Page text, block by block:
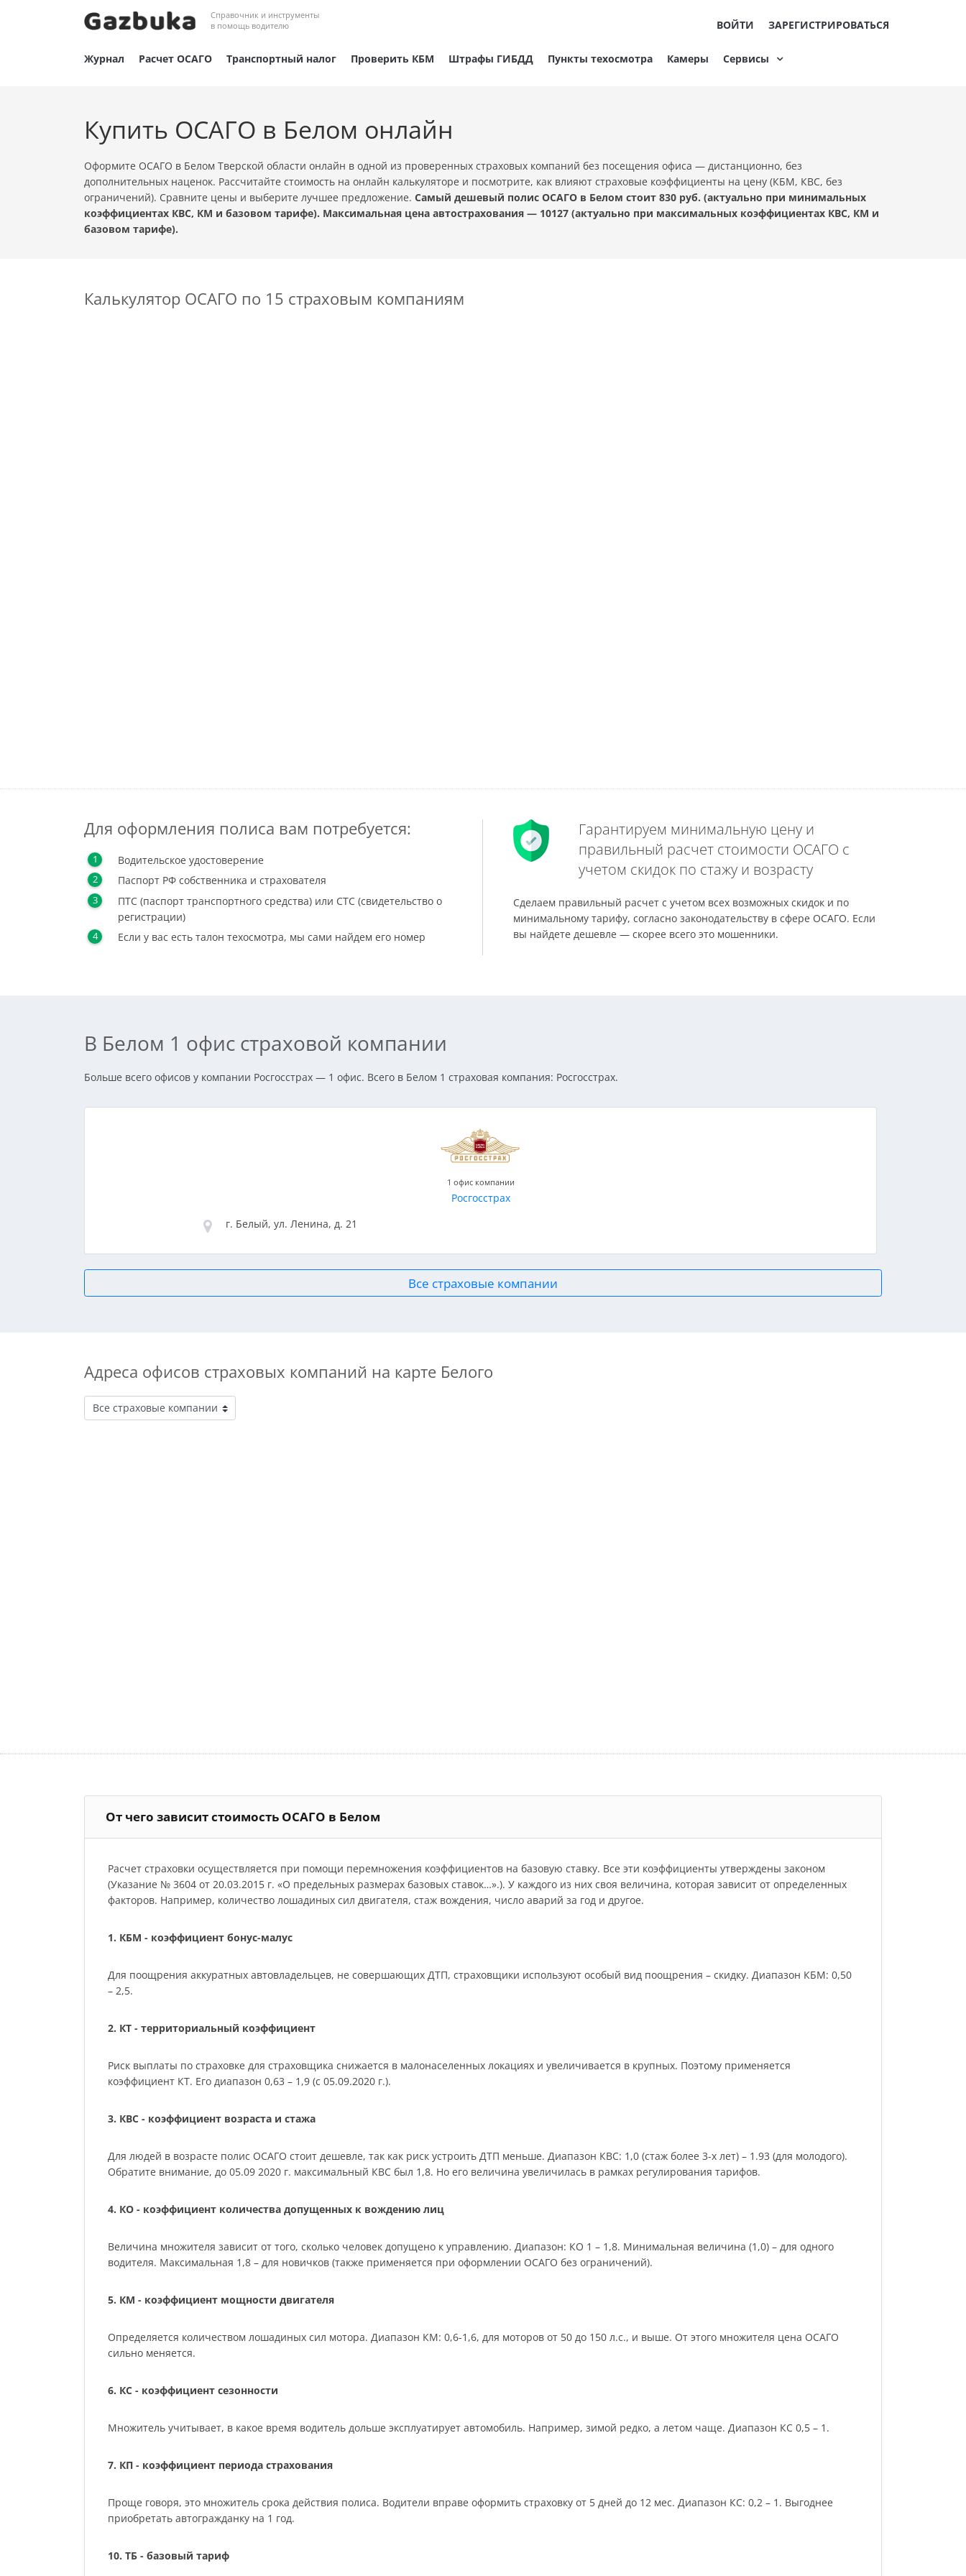
Справочник и инструменты
в помощь водителю
ВОЙТИ ЗАРЕГИСТРИРОВАТЬСЯ
Журнал Расчет ОСАГО Транспортный налог Проверить КБМ Штрафы ГИБДД Пункты техосмотра Камеры Сервисы
Купить ОСАГО в Белом онлайн
Оформите ОСАГО в Белом Тверской области онлайн в одной из проверенных страховых компаний без посещения офиса — дистанционно, без
дополнительных наценок. Рассчитайте стоимость на онлайн калькуляторе и посмотрите, как влияют страховые коэффициенты на цену (КБМ, КВС, без
ограничений). Сравните цены и выберите лучшее предложение. Самый дешевый полис ОСАГО в Белом стоит 830 руб. (актуально при минимальных
коэффициентах КВС, КМ и базовом тарифе). Максимальная цена автострахования — 10127 (актуально при максимальных коэффициентах КВС, КМ и
базовом тарифе).
Калькулятор ОСАГО по 15 страховым компаниям
Для оформления полиса вам потребуется:
Водительское удостоверение
Паспорт РФ собственника и страхователя
ПТС (паспорт транспортного средства) или СТС (свидетельство о
регистрации)
Если у вас есть талон техосмотра, мы сами найдем его номер
Гарантируем минимальную цену и
правильный расчет стоимости ОСАГО с
учетом скидок по стажу и возрасту
Сделаем правильный расчет с учетом всех возможных скидок и по
минимальному тарифу, согласно законодательству в сфере ОСАГО. Если
вы найдете дешевле — скорее всего это мошенники.
В Белом 1 офис страховой компании
Больше всего офисов у компании Росгосстрах — 1 офис. Всего в Белом 1 страховая компания: Росгосстрах.
1 офис компании
Росгосстрах
г. Белый, ул. Ленина, д. 21
Все страховые компании
Адреса офисов страховых компаний на карте Белого
От чего зависит стоимость ОСАГО в Белом
Расчет страховки осуществляется при помощи перемножения коэффициентов на базовую ставку. Все эти коэффициенты утверждены законом
(Указание № 3604 от 20.03.2015 г. «О предельных размерах базовых ставок…».). У каждого из них своя величина, которая зависит от определенных
факторов. Например, количество лошадиных сил двигателя, стаж вождения, число аварий за год и другое.
1. КБМ - коэффициент бонус-малус
Для поощрения аккуратных автовладельцев, не совершающих ДТП, страховщики используют особый вид поощрения – скидку. Диапазон КБМ: 0,50
– 2,5.
2. КТ - территориальный коэффициент
Риск выплаты по страховке для страховщика снижается в малонаселенных локациях и увеличивается в крупных. Поэтому применяется
коэффициент КТ. Его диапазон 0,63 – 1,9 (с 05.09.2020 г.).
3. КВС - коэффициент возраста и стажа
Для людей в возрасте полис ОСАГО стоит дешевле, так как риск устроить ДТП меньше. Диапазон КВС: 1,0 (стаж более 3-х лет) – 1.93 (для молодого).
Обратите внимание, до 05.09 2020 г. максимальный КВС был 1,8. Но его величина увеличилась в рамках регулирования тарифов.
4. КО - коэффициент количества допущенных к вождению лиц
Величина множителя зависит от того, сколько человек допущено к управлению. Диапазон: КО 1 – 1,8. Минимальная величина (1,0) – для одного
водителя. Максимальная 1,8 – для новичков (также применяется при оформлении ОСАГО без ограничений).
5. КМ - коэффициент мощности двигателя
Определяется количеством лошадиных сил мотора. Диапазон КМ: 0,6-1,6, для моторов от 50 до 150 л.с., и выше. От этого множителя цена ОСАГО
сильно меняется.
6. КС - коэффициент сезонности
Множитель учитывает, в какое время водитель дольше эксплуатирует автомобиль. Например, зимой редко, а летом чаще. Диапазон КС 0,5 – 1.
7. КП - коэффициент периода страхования
Проще говоря, это множитель срока действия полиса. Водители вправе оформить страховку от 5 дней до 12 мес. Диапазон КС: 0,2 – 1. Выгоднее
приобретать автогражданку на 1 год.
10. ТБ - базовый тариф